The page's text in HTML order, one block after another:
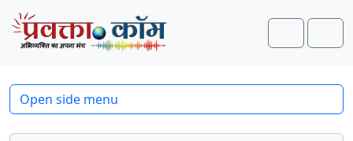
Skip to content
Skip to footer
Search
Open side menu